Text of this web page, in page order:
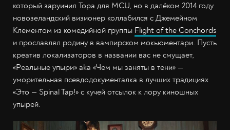
который заруинил Тора для MCU, но в далёком 2014 году
новозеландский визионер коллабился с Джемейном
Клементом из комедийной группы Flight of the Conchords
и прославлял родину в вампирском мокьюментари. Пусть
креатив локализаторов в названии вас не смущает,
«Реальные упыри» aka «Чем мы заняты в тени» —
уморительная псевдодокументалка в лучших традициях
«Это — Spinal Tap!» с кучей отсылок к лору киношных
упырей.